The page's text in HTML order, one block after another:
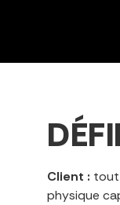
Client : tout
physique